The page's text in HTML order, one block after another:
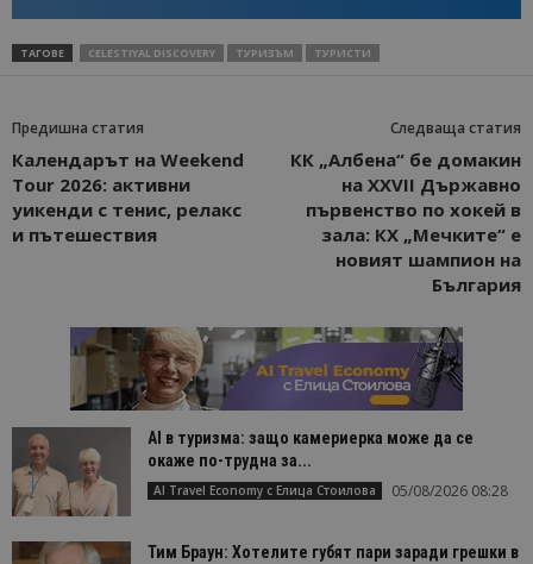
ТАГОВЕ CELESTIYAL DISCOVERY ТУРИЗЪМ ТУРИСТИ
Предишна статия
Календарът на Weekend
Tour 2026: активни
уикенди с тенис, релакс
и пътешествия
Следваща статия
КК „Албена“ бе домакин
на XXVII Държавно
първенство по хокей в
зала: КХ „Мечките“ е
новият шампион на
България
AI в туризма: защо камериерка може да се
окаже по-трудна за...
AI Travel Economy с Елица Стоилова 05/08/2026 08:28
Тим Браун: Хотелите губят пари заради грешки в